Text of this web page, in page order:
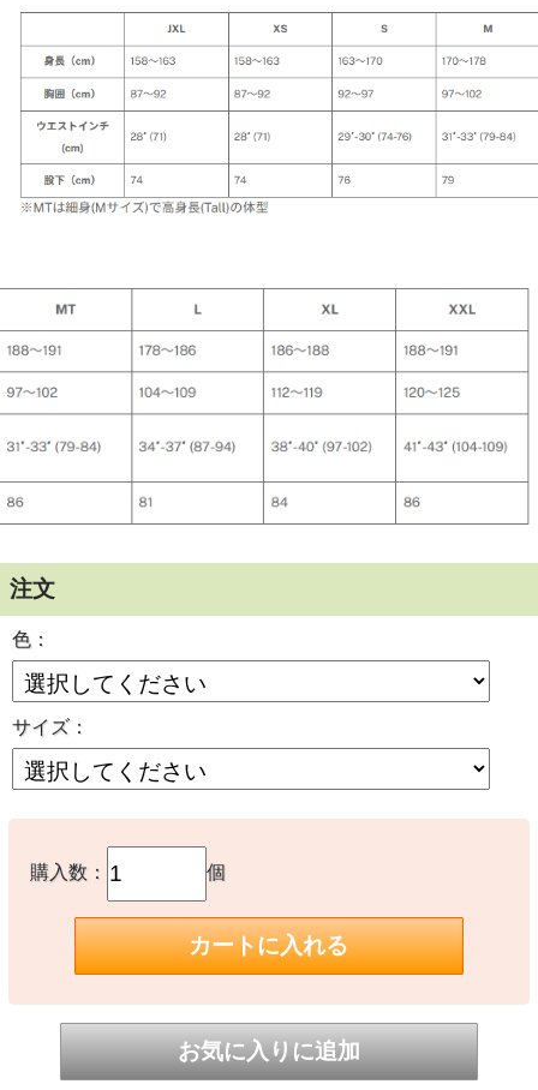
注文
色：
サイズ：
購入数： 個